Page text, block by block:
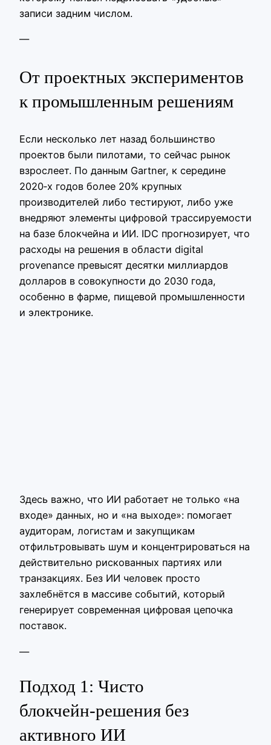
записи задним числом.
—
От проектных экспериментов
к промышленным решениям
Если несколько лет назад большинство
проектов были пилотами, то сейчас рынок
взрослеет. По данным Gartner, к середине
2020‑х годов более 20% крупных
производителей либо тестируют, либо уже
внедряют элементы цифровой трассируемости
на базе блокчейна и ИИ. IDC прогнозирует, что
расходы на решения в области digital
provenance превысят десятки миллиардов
долларов в совокупности до 2030 года,
особенно в фарме, пищевой промышленности
и электронике.
Здесь важно, что ИИ работает не только «на
входе» данных, но и «на выходе»: помогает
аудиторам, логистам и закупщикам
отфильтровывать шум и концентрироваться на
действительно рискованных партиях или
транзакциях. Без ИИ человек просто
захлебнётся в массиве событий, который
генерирует современная цифровая цепочка
поставок.
—
Подход 1: Чисто
блокчейн‑решения без
активного ИИ